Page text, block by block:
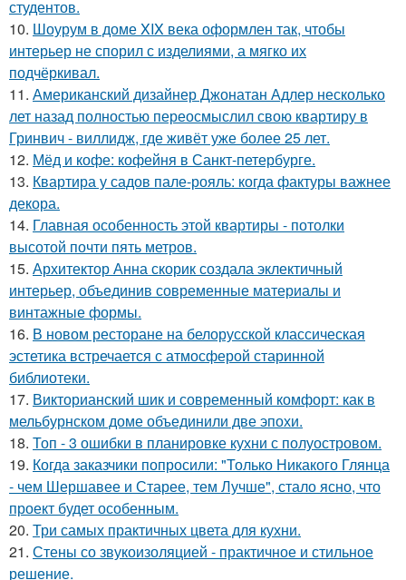
студентов.
10. Шоурум в доме XIX века оформлен так, чтобы
интерьер не спорил с изделиями, а мягко их
подчёркивал.
11. Американский дизайнер Джонатан Адлер несколько
лет назад полностью переосмыслил свою квартиру в
Гринвич - виллидж, где живёт уже более 25 лет.
12. Мёд и кофе: кофейня в Санкт-петербурге.
13. Квартира у садов пале-рояль: когда фактуры важнее
декора.
14. Главная особенность этой квартиры - потолки
высотой почти пять метров.
15. Архитектор Анна скорик создала эклектичный
интерьер, объединив современные материалы и
винтажные формы.
16. В новом ресторане на белорусской классическая
эстетика встречается с атмосферой старинной
библиотеки.
17. Викторианский шик и современный комфорт: как в
мельбурнском доме объединили две эпохи.
18. Топ - 3 ошибки в планировке кухни с полуостровом.
19. Когда заказчики попросили: "Только Никакого Глянца
- чем Шершавее и Старее, тем Лучше", стало ясно, что
проект будет особенным.
20. Три самых практичных цвета для кухни.
21. Стены со звукоизоляцией - практичное и стильное
решение.